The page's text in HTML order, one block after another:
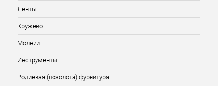
Ленты
Кружево
Молнии
Инструменты
Родиевая (позолота) фурнитура